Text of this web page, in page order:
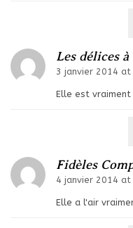
Les délices
3 janvier 2014 at
Elle est
Fidèles
4 janvier 2014 at
Elle a l'air